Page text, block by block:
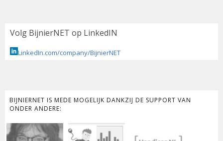
Volg BijnierNET op LinkedIN
LinkedIn.com/company/BijnierNET
BIJNIERNET IS MEDE MOGELIJK DANKZIJ DE SUPPORT VAN
ONDER ANDERE: